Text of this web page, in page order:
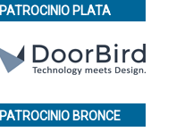
PATROCINIO PLATA
PATROCINIO BRONCE